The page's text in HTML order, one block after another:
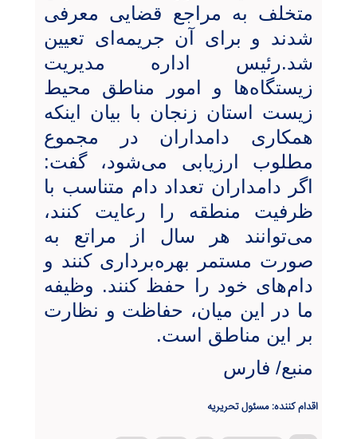
متخلف به مراجع قضایی معرفی
شدند و برای آن‌ جریمه‌ای تعیین
شد.رئیس اداره مدیریت
زیستگاه‌ها و امور مناطق محیط
زیست استان زنجان با بیان اینکه
همکاری دامداران در مجموع
مطلوب ارزیابی می‌شود، گفت:
اگر دامداران تعداد دام متناسب با
ظرفیت منطقه را رعایت کنند،
می‌توانند هر سال از مراتع به
صورت مستمر بهره‌برداری کنند و
دام‌های خود را حفظ کنند. وظیفه
ما در این میان، حفاظت و نظارت
بر این مناطق است.
منبع/ فارس
اقدام کننده: مسئول تحریریه